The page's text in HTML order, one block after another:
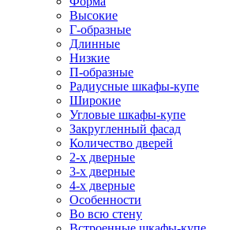
Высокие
Г-образные
Длинные
Низкие
П-образные
Радиусные шкафы-купе
Широкие
Угловые шкафы-купе
Закругленный фасад
Количество дверей
2-х дверные
3-х дверные
4-х дверные
Особенности
Во всю стену